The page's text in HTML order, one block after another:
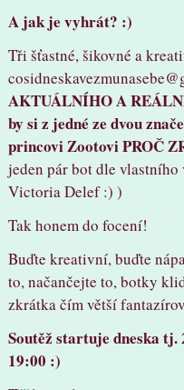
A jak je vyhrát? :)
Tři šťastné, šikovné a
AKTUÁLNÍHO A
by si z jedné ze dvou
princovi Zootovi PROČ
jeden pár bot dle
Victoria Delef :) )
Tak honem do focení!
Buďte kreativní, buďte
to, načančejte to, botky
zkrátka čím větší
Soutěž startuje dneska tj.
19:00 :)